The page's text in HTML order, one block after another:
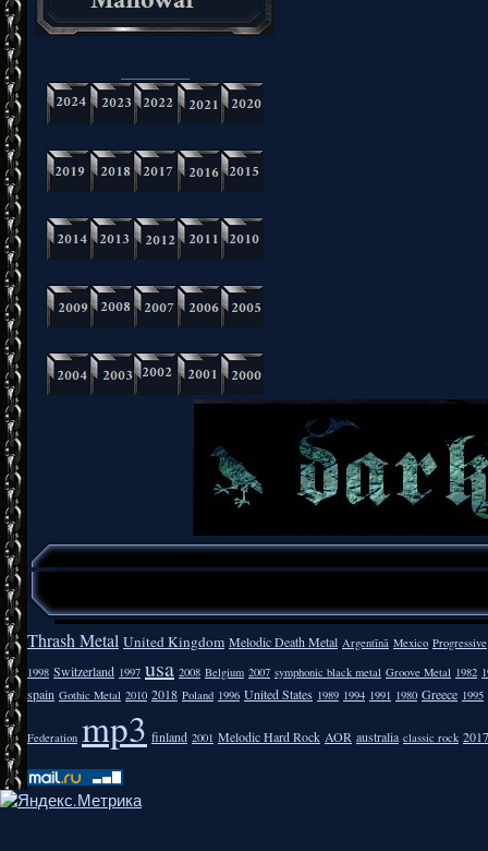
Thrash Metal United Kingdom Melodic Death Metal Argentīnā Mexico Progressive
1998 Switzerland 1997 usa 2008 Belgium 2007 symphonic black metal Groove Metal 1982
spain Gothic Metal 2010 2018 Poland 1996 United States 1989 1994 1991 1980 Greece 1995
Federation mp3 finland 2001 Melodic Hard Rock AOR australia classic rock 2017